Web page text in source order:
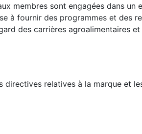
membres sont engagées dans
à fournir des programmes et des
des carrières agroalimentaires
relatives à la marque et